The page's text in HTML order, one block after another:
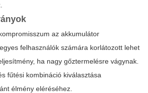
az akkumulátor
felhasználók számára korlátozott lehet
ha nagy gőztermelésre vágynak.
fűtési kombináció kiválasztása
élmény eléréséhez.